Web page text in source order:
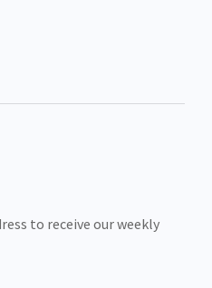
to receive our weekly